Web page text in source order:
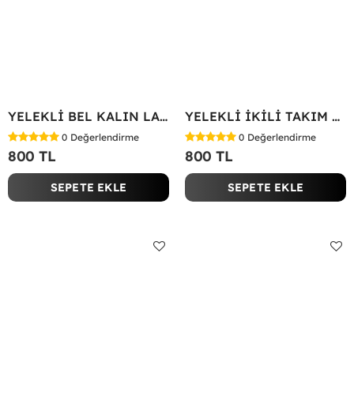
YELEKLİ BEL KALIN LASTİK İKİLİ TAKIM Bej
0 Değerlendirme
800 TL
SEPETE EKLE
YELEKLİ İKİLİ TAKIM Bej
0 Değerlendirme
800 TL
SEPETE EKLE